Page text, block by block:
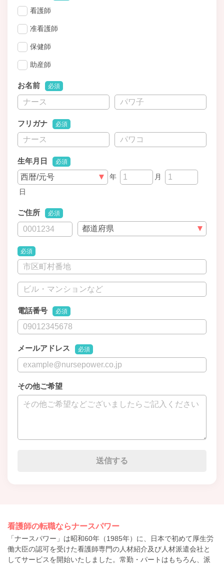
看護師
准看護師
保健師
助産師
お名前 必須
フリガナ 必須
生年月日 必須
年
月
日
ご住所 必須
必須
電話番号 必須
メールアドレス 必須
その他ご希望
看護師の転職ならナースパワー
「ナースパワー」は昭和60年（1985年）に、日本で初めて厚生労
働大臣の認可を受けた看護師専門の人材紹介及び人材派遣会社と
してサービスを開始いたしました。常勤・パートはもちろん、派